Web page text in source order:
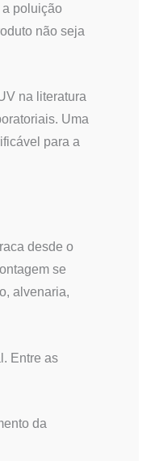
a poluição
não seja
na literatura
Uma
para a
desde o
se
alvenaria,
Entre as
da